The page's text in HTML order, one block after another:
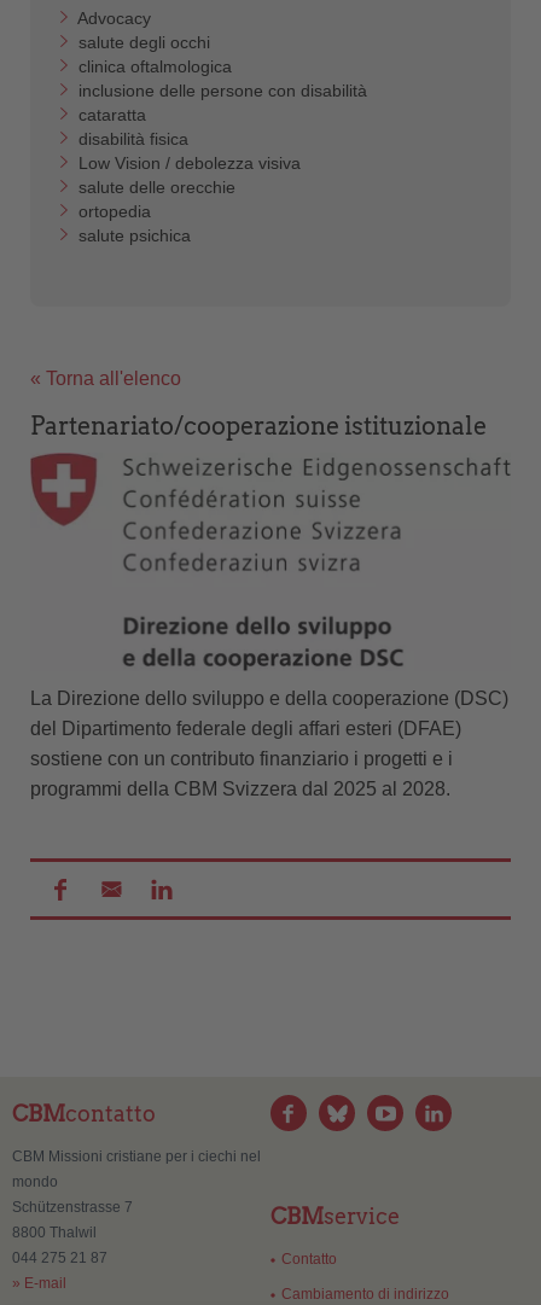
Advocacy
salute degli occhi
clinica oftalmologica
inclusione delle persone con disabilità
cataratta
disabilità fisica
Low Vision / debolezza visiva
salute delle orecchie
ortopedia
salute psichica
« Torna all'elenco
Partenariato/cooperazione istituzionale
La Direzione dello sviluppo e della cooperazione (DSC)
del Dipartimento federale degli affari esteri (DFAE)
sostiene con un contributo finanziario i progetti e i
programmi della CBM Svizzera dal 2025 al 2028.
CBMcontatto
CBM Missioni cristiane per i ciechi nel
mondo
Schützenstrasse 7
8800 Thalwil
044 275 21 87
» E-mail
CBMservice
Contatto
Cambiamento di indirizzo